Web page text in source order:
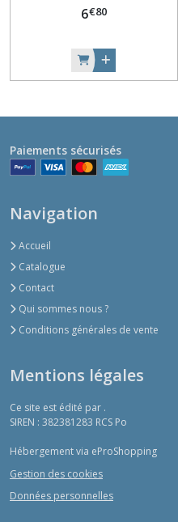
6€80
Paiements sécurisés
Navigation
Accueil
Catalogue
Contact
Qui sommes nous ?
Conditions générales de vente
Mentions légales
Ce site est édité par .
SIREN : 382381283 RCS Po
Hébergement via eProShopping
Gestion des cookies
Données personnelles